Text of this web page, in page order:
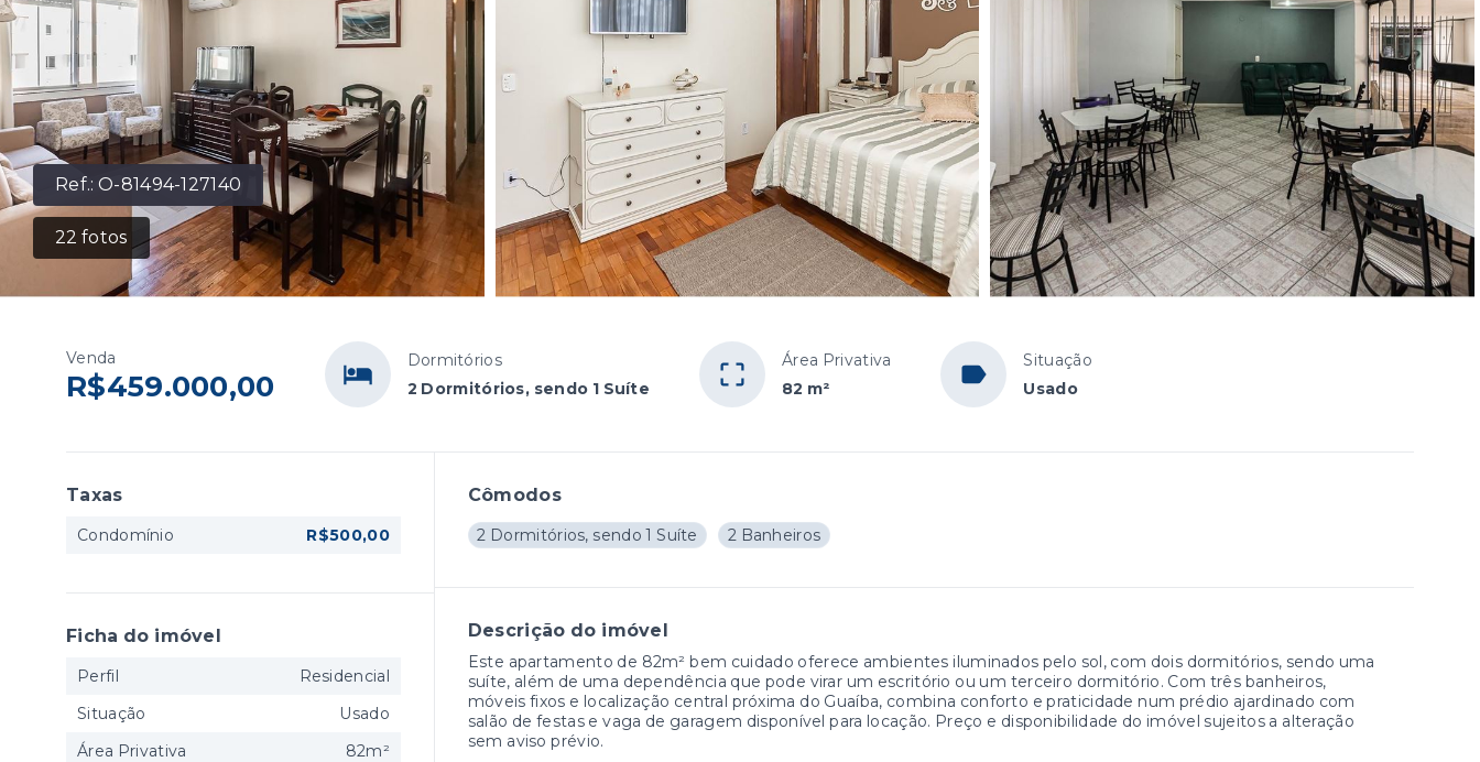
Ref.:O-81494-127140
22 fotos
Venda
R$459.000,00
Dormitórios
2 Dormitórios, sendo 1 Suíte
Área Privativa
82 m²
Situação
Usado
Cômodos
2 Dormitórios, sendo 1 Suíte 2 Banheiros
Descrição do imóvel
Este apartamento de 82m² bem cuidado oferece ambientes iluminados pelo sol, com dois dormitórios, sendo uma
suíte, além de uma dependência que pode virar um escritório ou um terceiro dormitório. Com três banheiros,
móveis fixos e localização central próxima do Guaíba, combina conforto e praticidade num prédio ajardinado com
salão de festas e vaga de garagem disponível para locação. Preço e disponibilidade do imóvel sujeitos a alteração
sem aviso prévio.
Taxas
Condomínio R$500,00
Ficha do imóvel
Perfil
Residencial
Situação
Usado
Área Privativa
82m²